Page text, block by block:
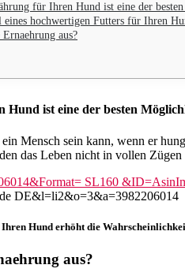
für Ihren Hund ist eine der
eines hochwertigen Futters für Ihren
aus?
Hund ist eine der besten
Mensch sein kann, wenn er
das Leben nicht in vollen
Hund erhöht die
aus?